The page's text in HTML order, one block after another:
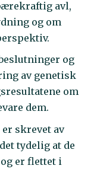
avl,
og om
og
av genetisk
om
dem.
skrevet av
tydelig at de
er flettet i